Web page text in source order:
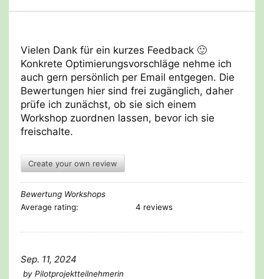
Vielen Dank für ein kurzes Feedback 🙂
Konkrete Optimierungsvorschläge nehme ich
auch gern persönlich per Email entgegen. Die
Bewertungen hier sind frei zugänglich, daher
prüfe ich zunächst, ob sie sich einem
Workshop zuordnen lassen, bevor ich sie
freischalte.
Create your own review
Bewertung Workshops
Average rating:
4 reviews
Sep. 11, 2024
by Pilotprojektteilnehmerin